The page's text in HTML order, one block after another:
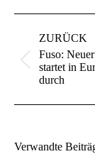
ZURÜCK
Vorheriger
Beitrag:
Fuso:
startet in
durch
Verwandte